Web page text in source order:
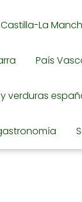
Castilla-La
País
verduras